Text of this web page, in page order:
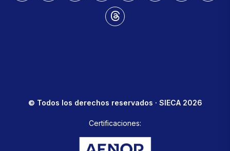
© Todos los derechos reservados · SIECA 2026
Certificaciones: